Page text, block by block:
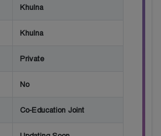
Khulna
Khulna
Private
No
Co-Education Joint